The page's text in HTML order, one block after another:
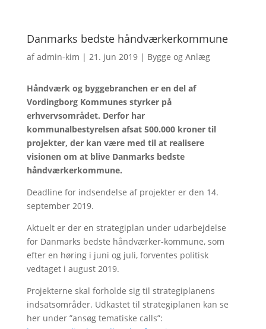
Danmarks bedste håndværkerkommune
afadmin-kim | 21. jun 2019| Bygge og Anlæg
Håndværk og byggebranchen er en del af
Vordingborg Kommunes styrker på
erhvervsområdet. Derfor har
kommunalbestyrelsen afsat 500.000 kroner til
projekter, der kan være med til at realisere
visionen om at blive Danmarks bedste
håndværkerkommune.
Deadline for indsendelse af projekter er den 14.
september 2019.
Aktuelt er der en strategiplan under udarbejdelse
for Danmarks bedste håndværker-kommune, som
efter en høring i juni og juli, forventes politisk
vedtaget i august 2019.
Projekterne skal forholde sig til strategiplanens
indsatsområder. Udkastet til strategiplanen kan se
her under ”ansøg tematiske calls”: